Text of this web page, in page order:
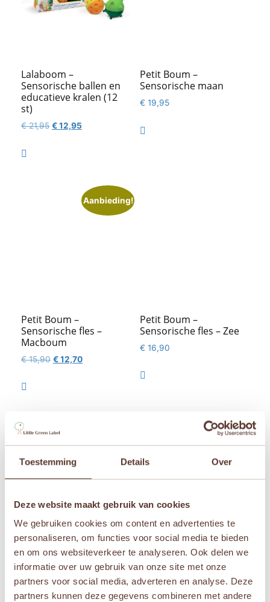
Toestemming Details Over
Deze website maakt gebruik van cookies
We gebruiken cookies om content en advertenties te
personaliseren, om functies voor social media te bieden
en om ons websiteverkeer te analyseren. Ook delen we
informatie over uw gebruik van onze site met onze
partners voor social media, adverteren en analyse. Deze
partners kunnen deze gegevens combineren met andere
Lalaboom –
Sensorische ballen en
educatieve kralen (12
st)
€21,95 Oorspronkelijke
€12,95Huidige

Petit Boum –
Sensorische maan
€ 19,95

Aanbieding!
Petit Boum –
Sensorische fles –
Macboum
€15,90 Oorspronkelijke
€12,70Huidige

Petit Boum –
Sensorische fles – Zee
€ 16,90

Petit Boum –
Sensorische ster –
Orionis
€19,95
Petit Boum –
Sensorische fles –
Boerderij
€17,95